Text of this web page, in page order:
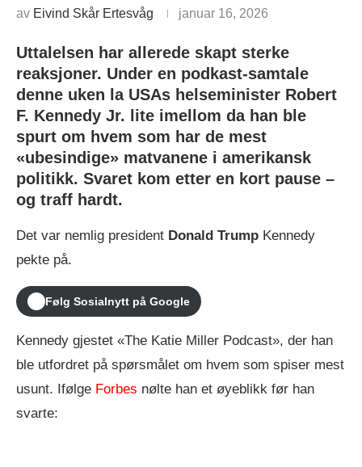
av Eivind Skår Ertesvåg januar 16, 2026
Uttalelsen har allerede skapt sterke
reaksjoner. Under en podkast-samtale
denne uken la USAs helseminister Robert
F. Kennedy Jr. lite imellom da han ble
spurt om hvem som har de mest
«ubesindige» matvanene i amerikansk
politikk. Svaret kom etter en kort pause –
og traff hardt.
Det var nemlig president Donald Trump Kennedy
pekte på.
Følg Sosialnytt på Google
Kennedy gjestet «The Katie Miller Podcast», der han
ble utfordret på spørsmålet om hvem som spiser mest
usunt. Ifølge Forbes nølte han et øyeblikk før han
svarte: